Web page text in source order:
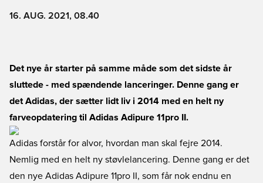
16. AUG. 2021, 08.40
Det nye år starter på samme måde som det sidste år
sluttede - med spændende lanceringer. Denne gang er
det Adidas, der sætter lidt liv i 2014 med en helt ny
farveopdatering til Adidas Adipure 11pro II.
Adidas forstår for alvor, hvordan man skal fejre 2014.
Nemlig med en helt ny støvlelancering. Denne gang er det
den nye Adidas Adipure 11pro II, som får nok endnu en